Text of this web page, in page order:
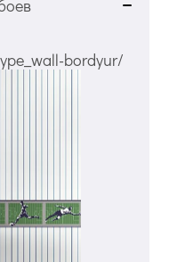
bordyur/